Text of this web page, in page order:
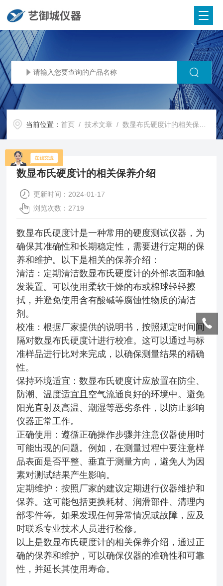
当前位置：首页 /技术文章 / 数显布氏硬度计的相关保养介绍
数显布氏硬度计的相关保养介绍
更新时间：2024-01-17
浏览次数：2719
数显布氏硬度计是一种常用的硬度测试仪器，为
确保其准确性和长期稳定性，需要进行定期的保
养和维护。以下是相关的保养介绍：
清洁：定期清洁数显布氏硬度计的外部表面和触
发装置。可以使用柔软干燥的布或棉球轻轻擦
拭，并避免使用含有酸碱等腐蚀性物质的清洁
剂。
校准：根据厂家提供的说明书，按照规定时间间
隔对数显布氏硬度计进行校准。这可以通过与标
准样品进行比对来完成，以确保测量结果的精确
性。
保持环境适宜：数显布氏硬度计应放置在防尘、
防潮、温度适宜且空气流通良好的环境中。避免
阳光直射及高温、潮湿等恶劣条件，以防止影响
仪器正常工作。
正确使用：遵循正确操作步骤并注意仪器使用时
可能出现的问题。例如，在测量过程中要注意样
品表面是否平整、垂直于测量方向，避免人为因
素对测试结果产生影响。
定期维护：按照厂家的建议定期进行仪器维护和
保养。这可能包括更换耗材、润滑部件、清理内
部零件等。如果发现任何异常情况或故障，应及
时联系专业技术人员进行检修。
以上是数显布氏硬度计的相关保养介绍，通过正
确的保养和维护，可以确保仪器的准确性和可靠
性，并延长其使用寿命。